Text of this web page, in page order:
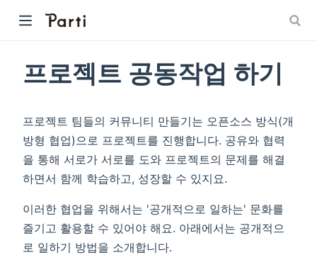
프로젝트 공동작업 하기
프로젝트 팀들의 커뮤니티 만들기는 오픈소스 방식(개
방형 협업)으로 프로젝트를 진행합니다. 공유와 협력
을 통해 서로가 서로를 도와 프로젝트의 문제를 해결
하면서 함께 학습하고, 성장할 수 있지요.
이러한 협업을 위해서는 '공개적으로 일하는' 문화를
즐기고 활용할 수 있어야 해요. 아래에서는 공개적으
로 일하기 방법을 소개합니다.